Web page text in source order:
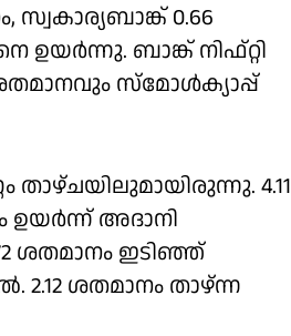
0.66
ഉയര്‍ന്നു. ബാങ്ക് നിഫ്റ്റി
ശതമാനവും സ്‌മോള്‍ക്യാപ്പ്
താഴ്ചയിലുമായിരുന്നു. 4.11
ഉയര്‍ന്ന് അദാനി
ശതമാനം ഇടിഞ്ഞ്
ശതമാനം താഴ്ന്ന